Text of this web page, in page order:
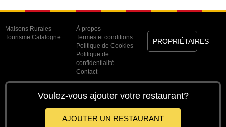
Maisons Rurales
Tourisme Catalogne
À propos
Termes et conditions
Politique de Cookies
Politique de
confidentialité
Contact
PROPRIÉTAIRES
Voulez-vous ajouter votre restaurant?
AJOUTER UN RESTAURANT